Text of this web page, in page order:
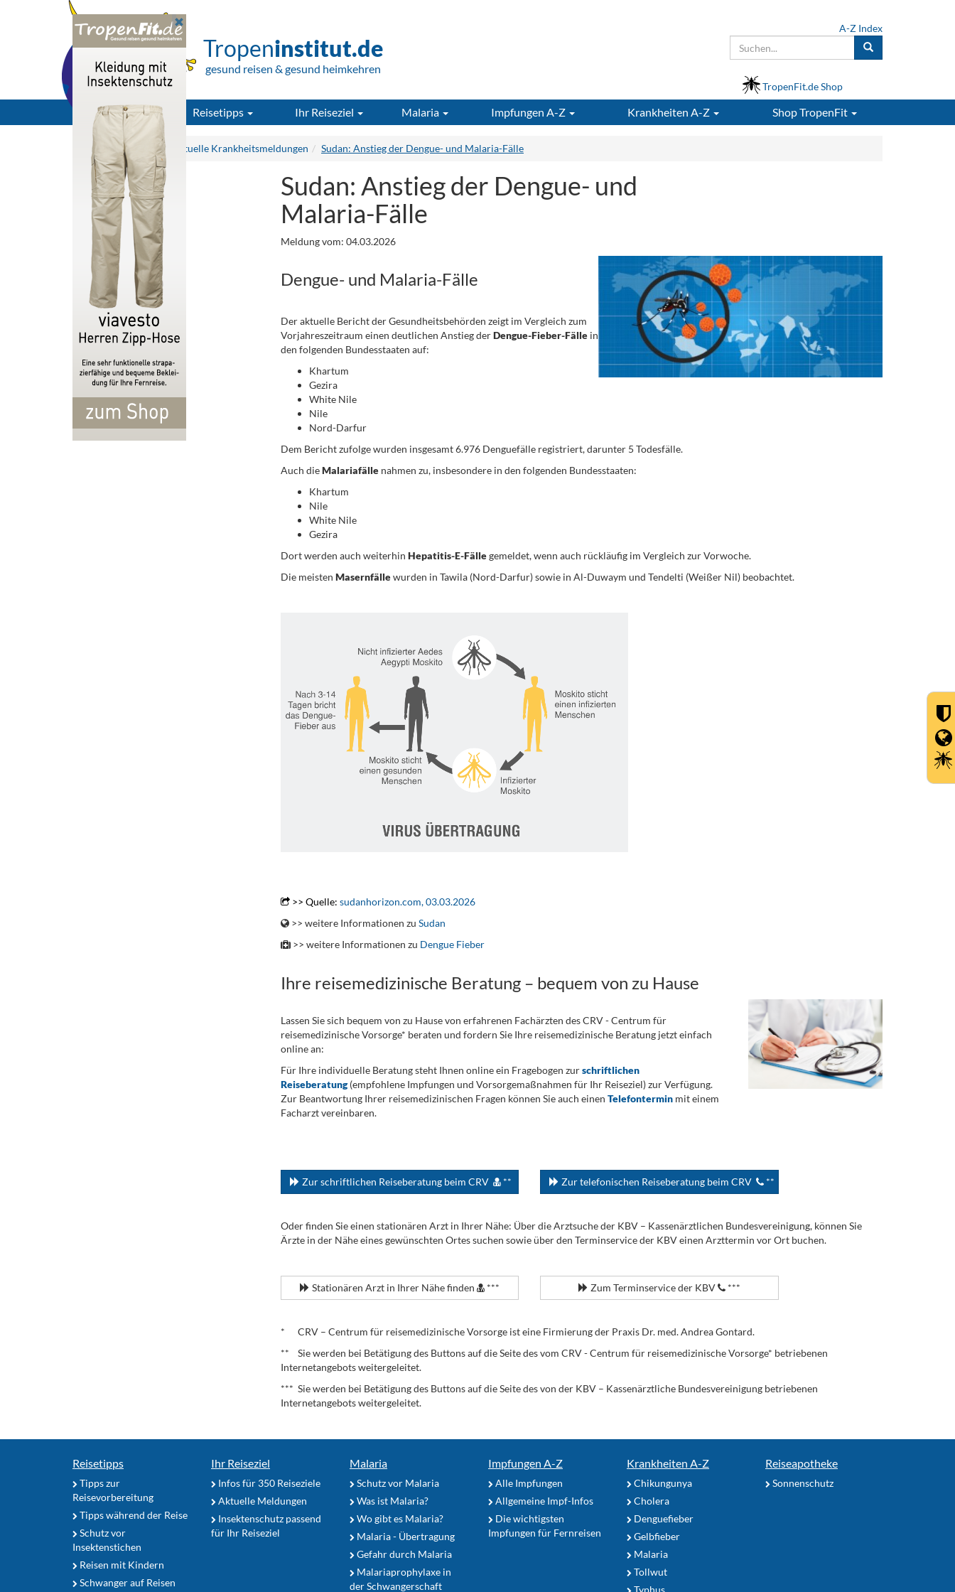
Tropeninstitut.de
gesund reisen & gesund heimkehren
A-Z Index
TropenFit.de Shop
Reisetipps Ihr Reiseziel Malaria Impfungen A-Z Krankheiten A-Z ShopTropenFit
Tropeninstitut.de Aktuelle Krankheitsmeldungen Sudan: Anstieg der Dengue- und Malaria-Fälle
Sudan: Anstieg der Dengue- und
Malaria-Fälle
Meldung vom: 04.03.2026
Dengue- und Malaria-Fälle
Der aktuelle Bericht der Gesundheitsbehörden zeigt im Vergleich zum
Vorjahreszeitraum einen deutlichen Anstieg derDengue-Fieber-Fällein
den folgenden Bundesstaaten auf:
Khartum
Gezira
White Nile
Nile
Nord-Darfur
Dem Bericht zufolge wurden insgesamt 6.976 Denguefälle registriert, darunter 5 Todesfälle.
Auch dieMalariafällenahmen zu, insbesondere in den folgenden Bundesstaaten:
Khartum
Nile
White Nile
Gezira
Dort werden auch weiterhin Hepatitis-E-Fällegemeldet, wenn auch rückläufig im Vergleich zur Vorwoche.
Die meisten Masernfällewurden in Tawila (Nord-Darfur) sowie in Al-Duwaym und Tendelti (Weißer Nil) beobachtet.
>> Quelle: sudanhorizon.com, 03.03.2026
>> weitere Informationen zu Sudan
>> weitere Informationen zu Dengue Fieber
Ihre reisemedizinische Beratung – bequem von zu Hause
Lassen Sie sich bequem von zu Hause von erfahrenen Fachärzten des CRV - Centrum für
reisemedizinische Vorsorge* beraten und fordern Sie Ihre reisemedizinische Beratung jetzt einfach
online an:
Für Ihre individuelle Beratung steht Ihnen online ein Fragebogen zurschriftlichen
Reiseberatung(empfohlene Impfungen und Vorsorgemaßnahmen für Ihr Reiseziel) zur Verfügung.
Zur Beantwortung Ihrer reisemedizinischen Fragen können Sie auch einen Telefonterminmit einem
Facharzt vereinbaren.
Zur schriftlichen Reiseberatung beim CRV ** Zur telefonischen Reiseberatung beim CRV **
Oder finden Sie einen stationären Arzt in Ihrer Nähe: Über die Arztsuche der KBV – Kassenärztlichen Bundesvereinigung, können Sie
Ärzte in der Nähe eines gewünschten Ortes suchen sowie über den Terminservice der KBV einen Arzttermin vor Ort buchen.
Stationären Arzt in Ihrer Nähe finden *** Zum Terminservice der KBV ***
* CRV – Centrum für reisemedizinische Vorsorge ist eine Firmierung der Praxis Dr. med. Andrea Gontard.
** Sie werden bei Betätigung des Buttons auf die Seite des vom CRV - Centrum für reisemedizinische Vorsorge* betriebenen
Internetangebots weitergeleitet.
*** Sie werden bei Betätigung des Buttons auf die Seite des von der KBV – Kassenärztliche Bundesvereinigung betriebenen
Internetangebots weitergeleitet.
Reisetipps
Tipps zur
Reisevorbereitung
Tipps während der Reise
Schutz vor
Insektenstichen
Reisen mit Kindern
Schwanger auf Reisen
Ihr Reiseziel
Infos für 350 Reiseziele
Aktuelle Meldungen
Insektenschutz passend
für Ihr Reiseziel
Malaria
Schutz vor Malaria
Was ist Malaria?
Wo gibt es Malaria?
Malaria - Übertragung
Gefahr durch Malaria
Malariaprophylaxe in
der Schwangerschaft
Impfungen A-Z
Alle Impfungen
Allgemeine Impf-Infos
Die wichtigsten
Impfungen für Fernreisen
Krankheiten A-Z
Chikungunya
Cholera
Denguefieber
Gelbfieber
Malaria
Tollwut
Typhus
Reiseapotheke
Sonnenschutz